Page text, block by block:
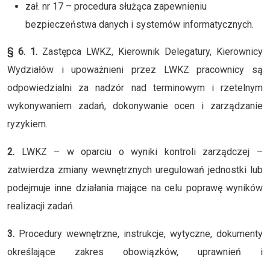
zał. nr 17 – procedura służąca zapewnieniu
bezpieczeństwa danych i systemów informatycznych.
§ 6. 1. Zastępca LWKZ, Kierownik Delegatury, Kierownicy
Wydziałów i upoważnieni przez LWKZ pracownicy są
odpowiedzialni za nadzór nad terminowym i rzetelnym
wykonywaniem zadań, dokonywanie ocen i zarządzanie
ryzykiem.
2. LWKZ – w oparciu o wyniki kontroli zarządczej –
zatwierdza zmiany wewnętrznych uregulowań jednostki lub
podejmuje inne działania mające na celu poprawę wyników
realizacji zadań.
3. Procedury wewnętrzne, instrukcje, wytyczne, dokumenty
określające zakres obowiązków, uprawnień i